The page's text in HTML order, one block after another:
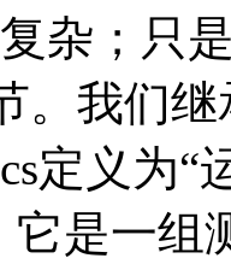
；只是
。我们继
定义为
它是一